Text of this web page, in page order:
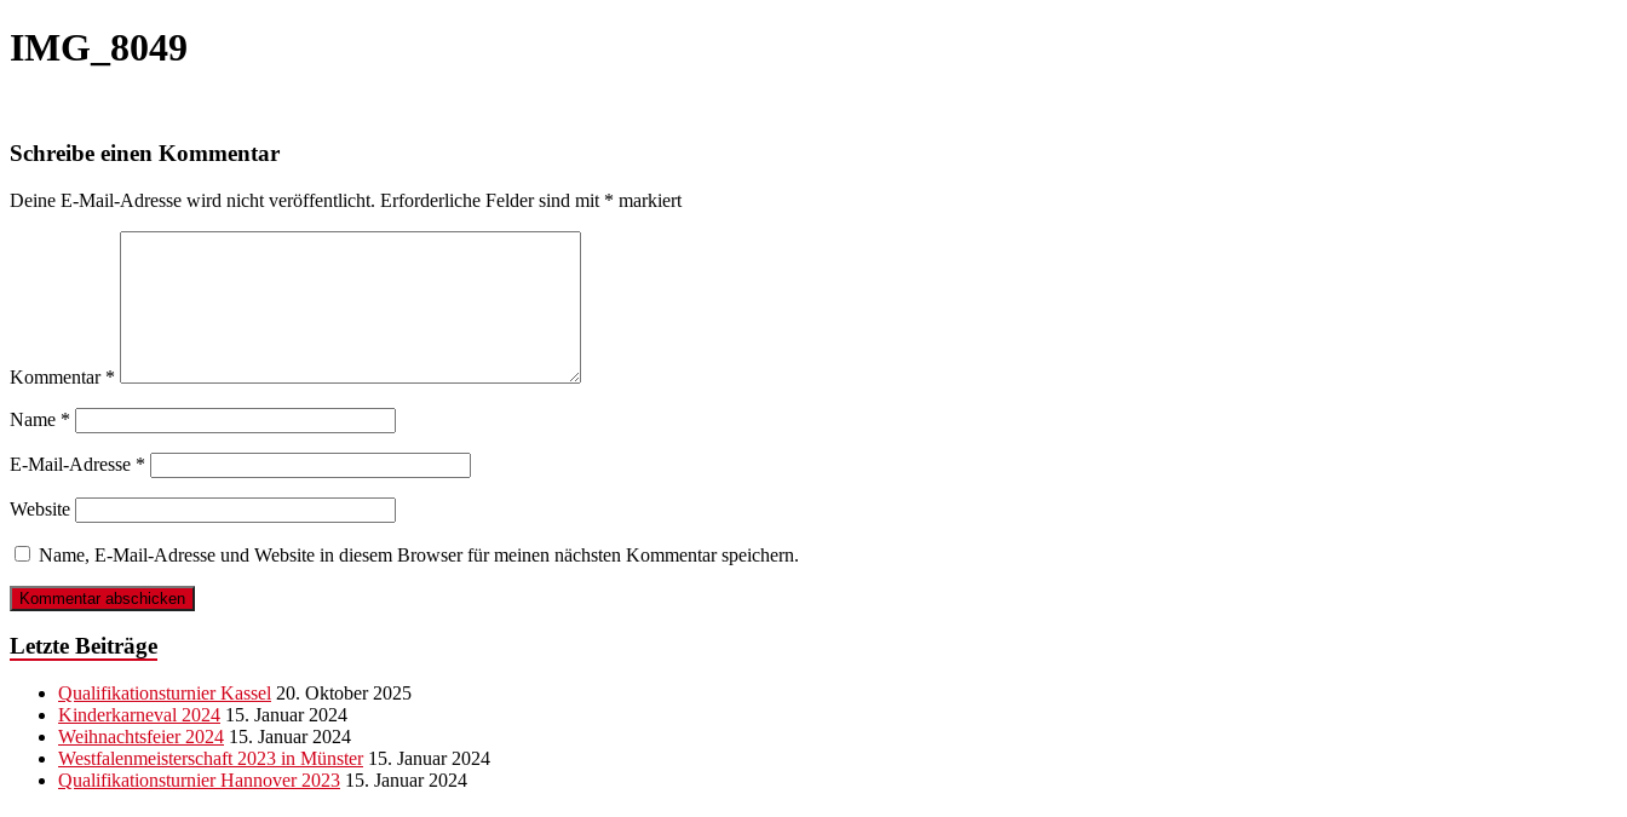
IMG_8049
Schreibe einen Kommentar
Deine E-Mail-Adresse wird nicht veröffentlicht. Erforderliche Felder sind mit * markiert
Kommentar *
Name *
E-Mail-Adresse *
Website
Name, E-Mail-Adresse und Website in diesem Browser für meinen nächsten Kommentar speichern.
Letzte Beiträge
Qualifikationsturnier Kassel 20. Oktober 2025
Kinderkarneval 2024 15. Januar 2024
Weihnachtsfeier 2024 15. Januar 2024
Westfalenmeisterschaft 2023 in Münster 15. Januar 2024
Qualifikationsturnier Hannover 2023 15. Januar 2024